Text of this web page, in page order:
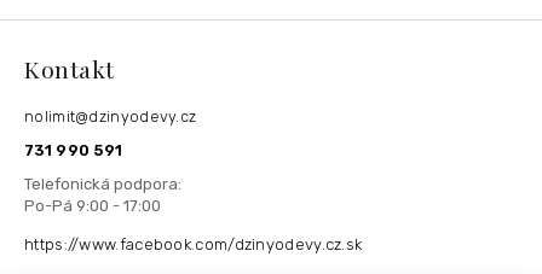
Kontakt
nolimit@dzinyodevy.cz
731 990 591
https://www.facebook.com/dzinyodevy.cz.sk